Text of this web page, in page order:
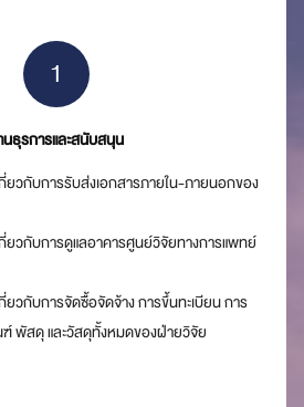
1
นธุรการและสนับสนุน
ยวกับการรับส่งเอกสารภายใน-ภายนอกของ
ยวกับการดูแลอาคารศูนย์วิจัยทางการแพทย์
ยวกับการจัดซื้อจัดจ้าง การขึ้นทะเบียน การ
พัสดุ และวัสดุทั้งหมดของฝ่ายวิจัย